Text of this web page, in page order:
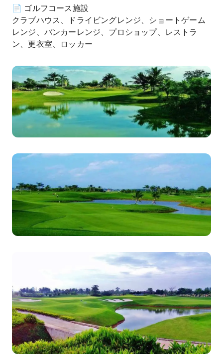
📄 ゴルフコース施設
クラブハウス、ドライビングレンジ、ショートゲーム
レンジ、バンカーレンジ、プロショップ、レストラ
ン、更衣室、ロッカー